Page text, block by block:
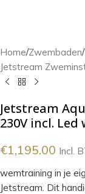
Home/Zwembaden/
Jetstream
Jetstream
230V incl. Led
€1,195.00 Incl.
wemtraining in je
Jetstream. Dit